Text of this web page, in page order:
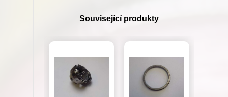
Související produkty